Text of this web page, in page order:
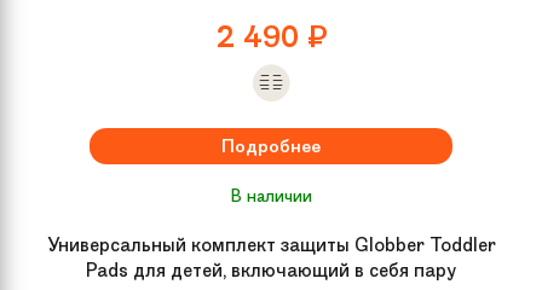
2 490 ₽
Подробнее
В наличии
Универсальный комплект защиты Globber Toddler
Pads для детей, включающий в себя пару